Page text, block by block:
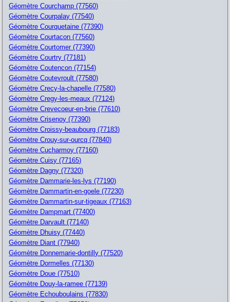
Géomètre Courchamp (77560)
Géomètre Courpalay (77540)
Géomètre Courquetaine (77390)
Géomètre Courtacon (77560)
Géomètre Courtomer (77390)
Géomètre Courtry (77181)
Géomètre Coutencon (77154)
Géomètre Coutevroult (77580)
Géomètre Crecy-la-chapelle (77580)
Géomètre Cregy-les-meaux (77124)
Géomètre Crevecoeur-en-brie (77610)
Géomètre Crisenoy (77390)
Géomètre Croissy-beaubourg (77183)
Géomètre Crouy-sur-ourcq (77840)
Géomètre Cucharmoy (77160)
Géomètre Cuisy (77165)
Géomètre Dagny (77320)
Géomètre Dammarie-les-lys (77190)
Géomètre Dammartin-en-goele (77230)
Géomètre Dammartin-sur-tigeaux (77163)
Géomètre Dampmart (77400)
Géomètre Darvault (77140)
Géomètre Dhuisy (77440)
Géomètre Diant (77940)
Géomètre Donnemarie-dontilly (77520)
Géomètre Dormelles (77130)
Géomètre Doue (77510)
Géomètre Douy-la-ramee (77139)
Géomètre Echouboulains (77830)